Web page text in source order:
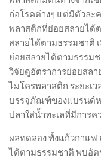
ก่อโรคต่างๆ แต่มีตัวละ
พลาสติกที่ย่อยสลายได้
สลายได้ตามธรรมชาติ
ย่อยสลายได้ตามธรรม
วิจัยดูอัตราการย่อยสล
ไมโครพลาสติก ระยะเ
บรรจุภัณฑ์ของแบรนด์ห
ปลาใส่น้ำทะเลที่มีการ
ผลทดลอง ทั้งแก้วกาแฟ
ได้ตามธรรมชาติ พบอัต